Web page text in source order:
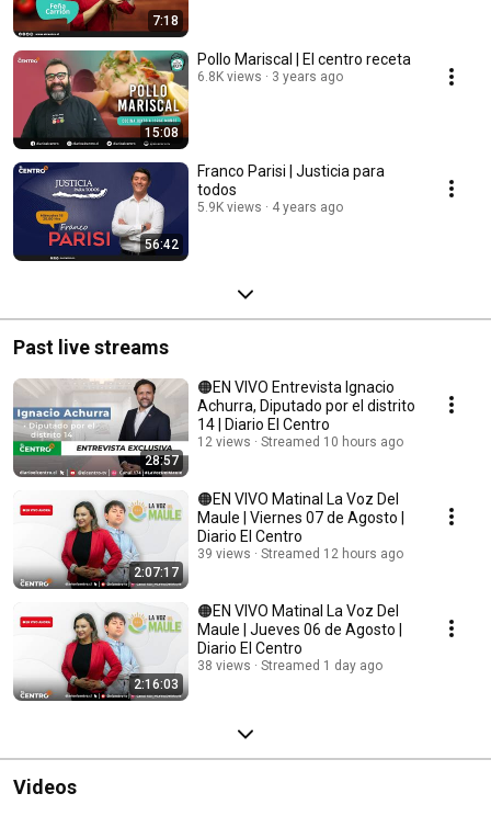
7:18
15:08
Pollo Mariscal | El centro receta
6.8K views 3 years ago
56:42
Franco Parisi | Justicia para
todos
5.9K views 4 years ago
Past live streams
28:57
🟠EN VIVO Entrevista Ignacio
Achurra, Diputado por el distrito
14 | Diario El Centro
12 views Streamed 10 hours ago
2:07:17
🟠EN VIVO Matinal La Voz Del
Maule | Viernes 07 de Agosto |
Diario El Centro
39 views Streamed 12 hours ago
2:16:03
🟠EN VIVO Matinal La Voz Del
Maule | Jueves 06 de Agosto |
Diario El Centro
38 views Streamed 1 day ago
Videos